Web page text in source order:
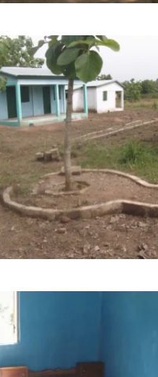
BILD ANZEIGEN